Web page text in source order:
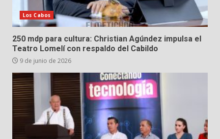
Los Cabos
250 mdp para cultura: Christian Agúndez impulsa el
Teatro Lomelí con respaldo del Cabildo
9 de junio de 2026